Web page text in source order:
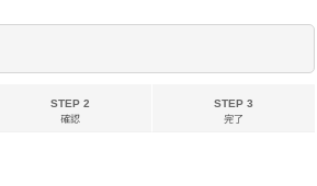
STEP 2
確認
STEP 3
完了